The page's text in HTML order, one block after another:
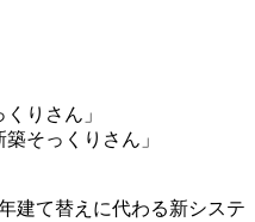
りさん」
そっくりさん」
建て替えに代わる新システ